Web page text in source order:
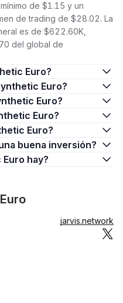
de $1.15 y un
de trading de $28.02. La
es de $622.60K,
del global de
Euro?
Euro?
Euro?
Euro?
Euro?
una buena inversión?
Euro hay?
jarvis.network